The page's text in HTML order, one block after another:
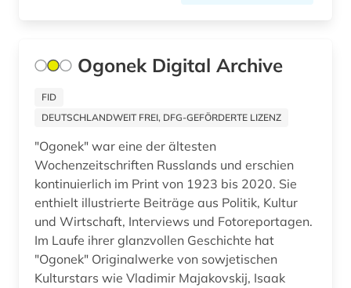
Ogonek Digital Archive
FID
DEUTSCHLANDWEIT FREI, DFG-GEFÖRDERTE LIZENZ
"Ogonek" war eine der ältesten
Wochenzeitschriften Russlands und erschien
kontinuierlich im Print von 1923 bis 2020. Sie
enthielt illustrierte Beiträge aus Politik, Kultur
und Wirtschaft, Interviews und Fotoreportagen.
Im Laufe ihrer glanzvollen Geschichte hat
"Ogonek" Originalwerke von sowjetischen
Kulturstars wie Vladimir Majakovskij, Isaak